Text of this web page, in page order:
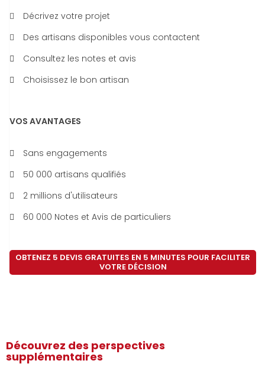
Décrivez votre projet
Des artisans disponibles vous contactent
Consultez les notes et avis
Choisissez le bon artisan
VOS AVANTAGES
Sans engagements
50 000 artisans qualifiés
2 millions d'utilisateurs
60 000 Notes et Avis de particuliers
OBTENEZ 5 DEVIS GRATUITES EN 5 MINUTES POUR FACILITER
VOTRE DÉCISION
Découvrez des perspectives
supplémentaires